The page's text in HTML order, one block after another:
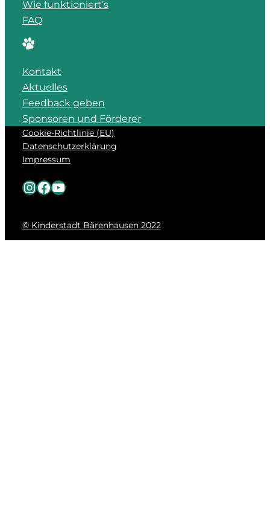
Wie funktioniert’s
FAQ
Kontakt
Aktuelles
Feedback geben
Sponsoren und Förderer
Cookie-Richtlinie (EU)
Datenschutzerklärung
Impressum
InstagramFacebook YouTube
© Kinderstadt Bärenhausen 2022